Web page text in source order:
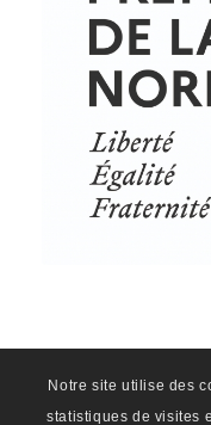
Notre site utilise des
statistiques de visites